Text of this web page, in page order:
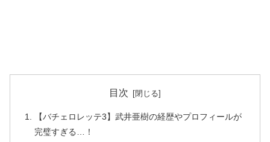
目次
【バチェロレッテ3】武井亜樹の経歴やプロフィールが
完璧すぎる…！